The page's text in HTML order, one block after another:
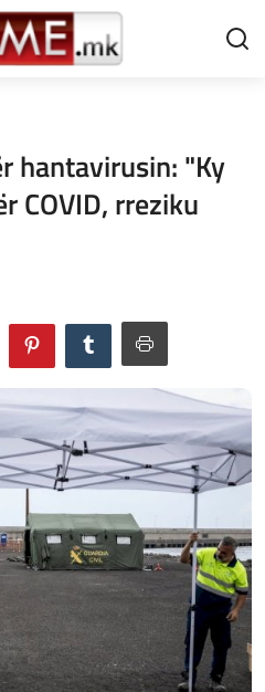
hantavirusin: "Ky
COVID, rreziku